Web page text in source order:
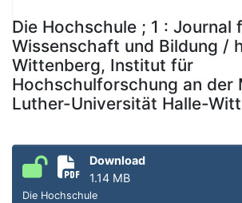
Statistiken
Die Hochschule ; 1 : Journal
Wissenschaft und Bildung /
Wittenberg, Institut für
Hochschulforschung an der
Luther-Universität Halle-
Download
1.14 MB
Die Hochschule